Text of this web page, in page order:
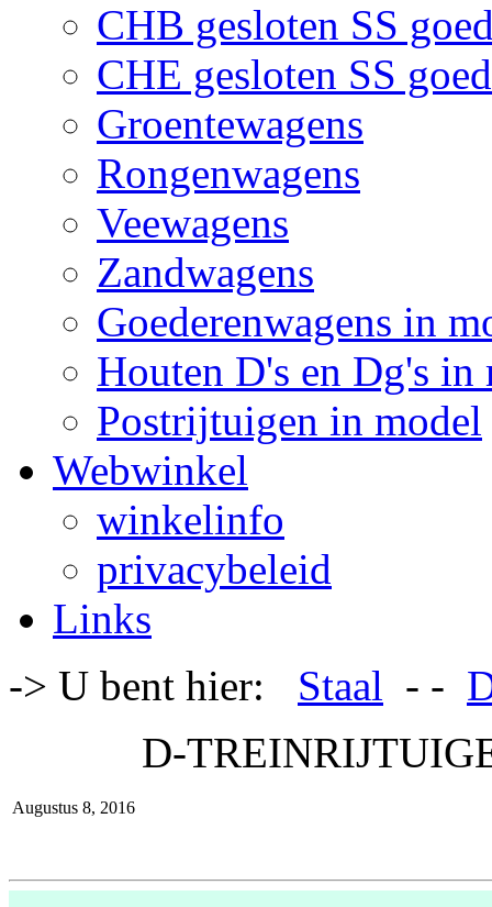
CHB gesloten SS
CHE gesloten SS
Groentewagens
Rongenwagens
Veewagens
Zandwagens
Goederenwagens in
Houten D's en Dg's in
Postrijtuigen in model
Webwinkel
winkelinfo
privacybeleid
Links
-> U bent hier: Staal - -
D-
Augustus 8, 2016